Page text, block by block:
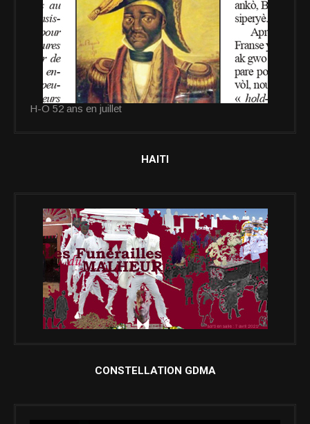
H-O 52 ans en juillet
HAITI
CONSTELLATION GDMA